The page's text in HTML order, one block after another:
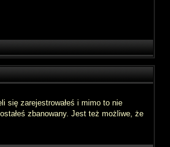
się zarejestrowałeś i mimo to nie
zbanowany. Jest też możliwe, że